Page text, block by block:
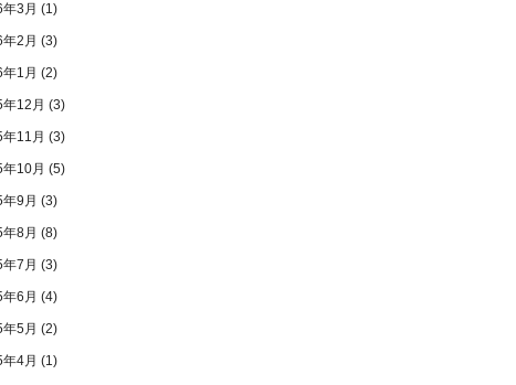
3月 (1)
2月 (3)
1月 (2)
12月 (3)
11月 (3)
10月 (5)
9月 (3)
8月 (8)
7月 (3)
6月 (4)
5月 (2)
4月 (1)